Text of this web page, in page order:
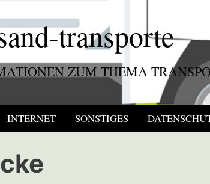
transporte
ZUM THEMA
INTERNET SONSTIGES